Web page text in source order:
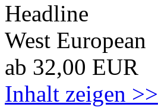
Headline
West European
ab 32,00 EUR
Inhalt zeigen >>